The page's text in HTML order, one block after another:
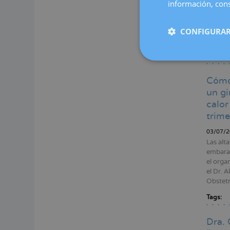
un
03/07/
Las
el
el Dr.
Tags:
Dra.
información,